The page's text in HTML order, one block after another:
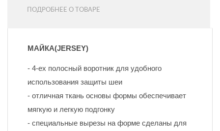
ПОДРОБНЕЕ О ТОВАРЕ
МАЙКА(JERSEY)
- 4-ех полосный воротник для удобного
использования защиты шеи
- отличная ткань основы формы обеспечивает
мягкую и легкую подгонку
- специальные вырезы на форме сделаны для